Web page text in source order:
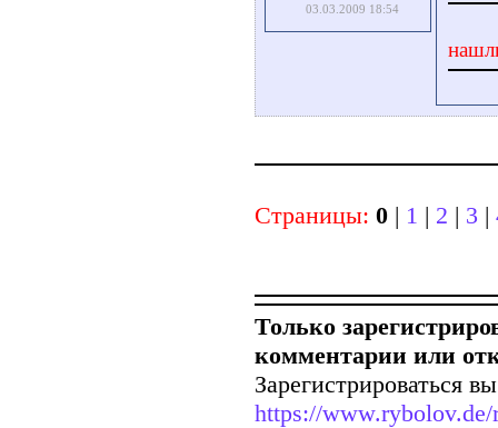
03.03.2009 18:54
Страницы: 0 | 1 | 2 | 3 |
Только
комментарии или
Зарегистрироваться
https://www.rybolov.de/